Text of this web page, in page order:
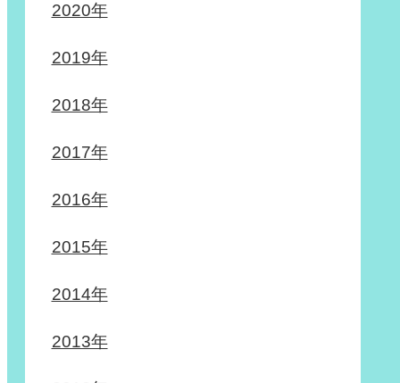
2020年
2019年
2018年
2017年
2016年
2015年
2014年
2013年